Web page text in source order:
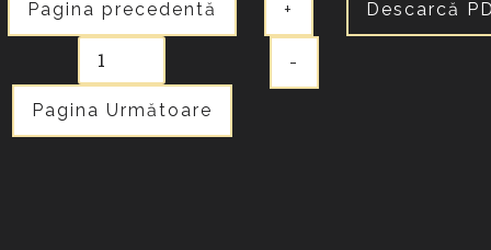
Pagina precedentă
Pagina Următoare
+
-
Descarcă